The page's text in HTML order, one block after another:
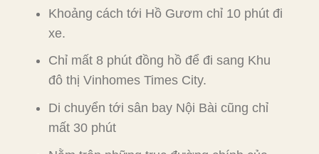
Khoảng cách tới Hồ Gươm chỉ 10 phút đi
xe.
Chỉ mất 8 phút đồng hồ để đi sang Khu
đô thị Vinhomes Times City.
Di chuyển tới sân bay Nội Bài cũng chỉ
mất 30 phút